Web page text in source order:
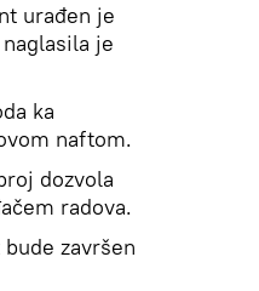
urađen je
je
ka
naftom.
dozvola
radova.
završen